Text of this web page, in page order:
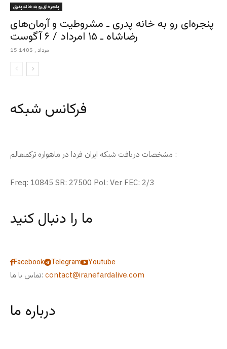
پنجره‌ای رو به خانه پدری
پنجره‌ای رو به خانه پدری ـ مشروطیت و آرمان‌های
رضاشاه ـ ۱۵ امرداد / ۶ آگوست
15 مرداد , 1405
فرکانس شبکه
مشخصات دریافت شبکه ایران فردا در ماهواره ترکمنعالم :
Freq: 10845 SR: 27500 Pol: Ver FEC: 2/3
ما را دنبال کنید
Facebook Telegram
Youtube
تماس با ما: contact@iranefardalive.com
درباره ما